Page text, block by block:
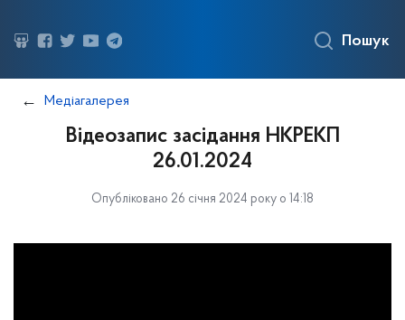
Пошук
Медіагалерея
Відеозапис засідання НКРЕКП
26.01.2024
Опубліковано 26 січня 2024 року о 14:18